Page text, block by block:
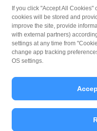
勧誘方針
マネロン等基本方針
カスタマーハラスメントに関する当
©
If you click "Accept All
cookies will be stored and
improve the site, provide
with external partners)
settings at any time from
change app tracking
OS settings.